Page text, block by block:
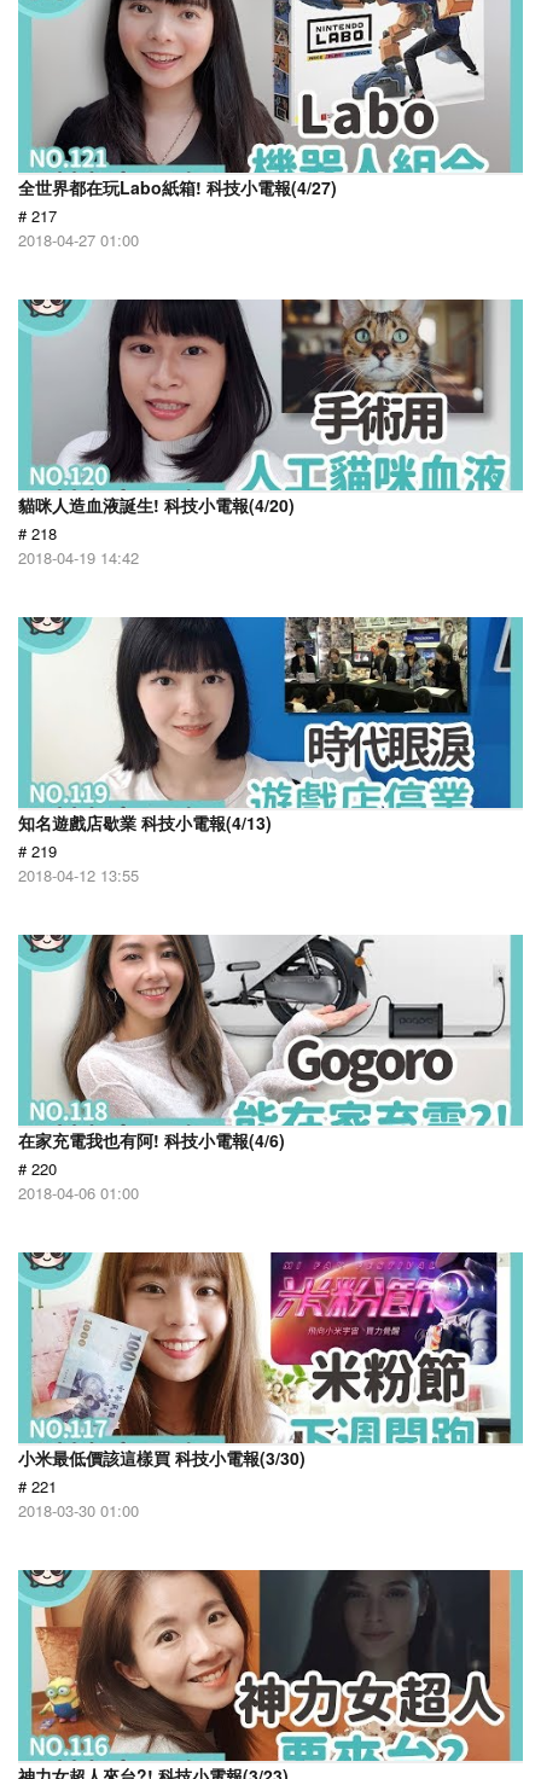
全世界都在玩Labo紙箱! 科技小電報(4/27)
# 217
2018-04-27 01:00
貓咪人造血液誕生! 科技小電報(4/20)
# 218
2018-04-19 14:42
知名遊戲店歇業 科技小電報(4/13)
# 219
2018-04-12 13:55
在家充電我也有阿! 科技小電報(4/6)
# 220
2018-04-06 01:00
小米最低價該這樣買 科技小電報(3/30)
# 221
2018-03-30 01:00